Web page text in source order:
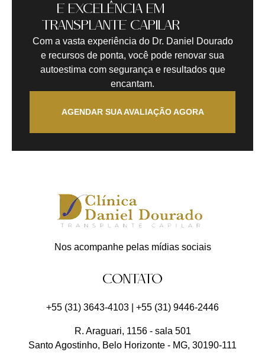
E EXCELÊNCIA EM
TRANSPLANTE CAPILAR
Com a vasta experiência do Dr. Daniel Dourado
e recursos de ponta, você pode renovar sua
autoestima com segurança e resultados que
encantam.
AGENDAR SUA AVALIAÇÃO AGORA
Nos acompanhe pelas mídias sociais
CONTATO
+55 (31) 3643-4103 +55 (31) 9446-2446
R. Araguari, 1156 - sala 501
Santo Agostinho, Belo Horizonte - MG, 30190-111